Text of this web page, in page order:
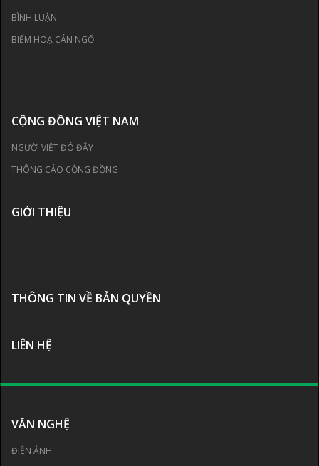
BÌNH LUẬN
BIẾM HOẠ CÁN NGỐ
CỘNG ĐỒNG VIỆT NAM
NGƯỜI VIỆT ĐÓ ĐÂY
THÔNG CÁO CỘNG ĐỒNG
GIỚI THIỆU
THÔNG TIN VỀ BẢN QUYỀN
LIÊN HỆ
VĂN NGHỆ
ĐIỆN ẢNH